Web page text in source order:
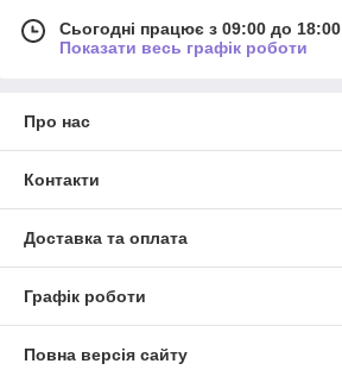
Сьогодні працює з 09:00 до 18:00
Показати весь графік роботи
Про нас
Контакти
Доставка та оплата
Графік роботи
Повна версія сайту